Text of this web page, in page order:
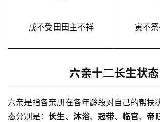
戊不受田田主不祥 寅不
六亲十二长生状态
六亲是指各亲朋在各年龄段对自己的帮扶
态分别是：长生、 沐浴、 冠带、 临官、 帝